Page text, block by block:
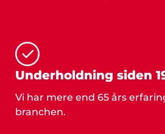
Underholdning siden
Vi har mere end 65 års
branchen.